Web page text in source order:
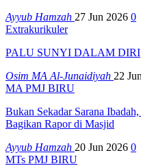
Ayyub Hamzah 27 Jun 2026 0
Extrakurikuler
PALU SUNYI DALAM DIRI
Osim MA Al-Junaidiyah 22
MA PMJ BIRU
Bukan Sekadar Sarana
Bagikan Rapor di Masjid
Ayyub Hamzah 20 Jun 2026 0
MTs PMJ BIRU